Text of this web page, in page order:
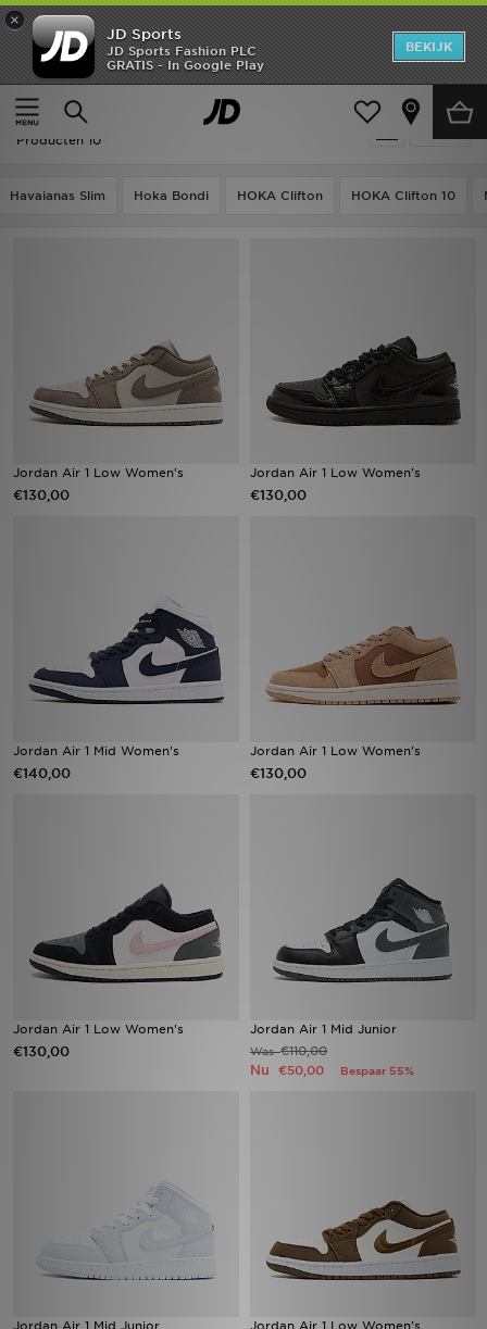
×
JD Sports
JD Sports Fashion PLC
GRATIS - In Google Play
BEKIJK
Thuis
Vrouwen
Vrouwen - Jordan 1
Producten 10
Havaianas Slim Hoka Bondi HOKA Clifton HOKA Clifton 10
Jordan Air 1 Low Women's
€130,00
Jordan Air 1 Low Women's
€130,00
Jordan Air 1 Mid Women's
€140,00
Jordan Air 1 Low Women's
€130,00
Jordan Air 1 Low Women's
€130,00
Jordan Air 1 Mid Junior
Was€110,00
Nu €50,00 Bespaar 55%
Jordan Air 1 Mid Junior Jordan Air 1 Low Women's
New In
Heren
Dames
Sport
Klantenservice